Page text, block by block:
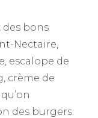
des bons
Nectaire,
escalope de
crème de
des burgers.